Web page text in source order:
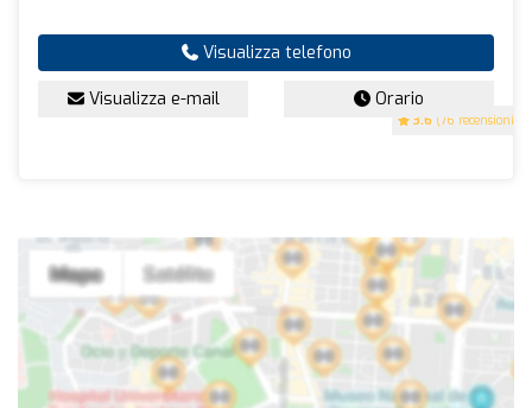
3.6 (76 recensioni)
Visualizza telefono
Visualizza e-mail Orario